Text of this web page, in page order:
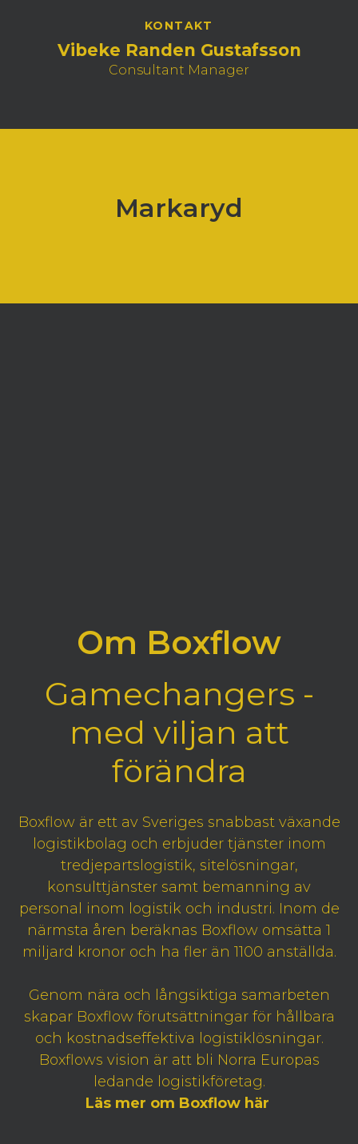
KONTAKT
Vibeke Randen Gustafsson
Consultant Manager
Markaryd
Om Boxflow
Gamechangers -
med viljan att
förändra
Boxflow är ett av Sveriges snabbast växande
logistikbolag och erbjuder tjänster inom
tredjepartslogistik, sitelösningar,
konsulttjänster samt bemanning av
personal inom logistik och industri. Inom de
närmsta åren beräknas Boxflow omsätta 1
miljard kronor och ha fler än 1100 anställda.
Genom nära och långsiktiga samarbeten
skapar Boxflow förutsättningar för hållbara
och kostnadseffektiva logistiklösningar.
Boxflows vision är att bli Norra Europas
ledande logistikföretag.
Läs mer om Boxflow här